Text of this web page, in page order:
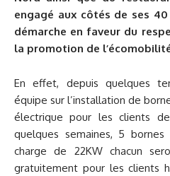
engagé aux côtés de ses
démarche en faveur du
la promotion de
En effet, depuis quelques
équipe sur l’installation de
électrique pour les clients
quelques semaines, 5
charge de 22KW chacun
gratuitement pour les clients